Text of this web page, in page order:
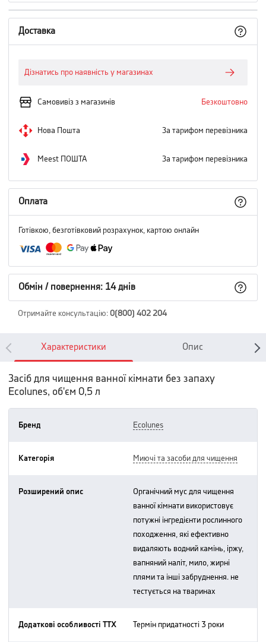
Доставка
Дізнатись про наявність у магазинах
Самовивіз з магазинів Безкоштовно
Нова Пошта За тарифом перевізника
Meest ПОШТА За тарифом перевізника
Оплата
Готівкою, безготівковий розрахунок, картою онлайн
Обмін / повернення: 14 днів
Отримайте консультацію: 0(800) 402 204
Характеристики Опис
Засіб для чищення ванної кімнати без запаху
Ecolunes, об'єм 0,5 л
Бренд ecolunes
Категорія миючі та засоби для чищення
Розширений опис
органічний мус для чищення
ванної кімнати використовує
потужні інгредієнти рослинного
походження, які ефективно
видаляють водний камінь, іржу,
вапняний наліт, мило, жирні
плями та інші забруднення. не
тестується на тваринах
Додаткові особливості ТТХ термін придатності 3 роки